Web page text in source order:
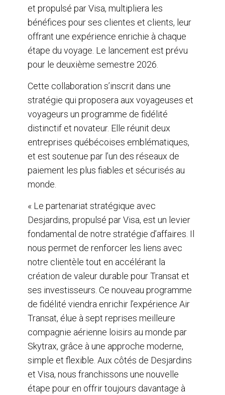
et propulsé par Visa, multipliera les
bénéfices pour ses clientes et clients, leur
offrant une expérience enrichie à chaque
étape du voyage. Le lancement est prévu
pour le deuxième semestre 2026.
Cette collaboration s’inscrit dans une
stratégie qui proposera aux voyageuses et
voyageurs un programme de fidélité
distinctif et novateur. Elle réunit deux
entreprises québécoises emblématiques,
et est soutenue par l’un des réseaux de
paiement les plus fiables et sécurisés au
monde.
« Le partenariat stratégique avec
Desjardins, propulsé par Visa, est un levier
fondamental de notre stratégie d’affaires. Il
nous permet de renforcer les liens avec
notre clientèle tout en accélérant la
création de valeur durable pour Transat et
ses investisseurs. Ce nouveau programme
de fidélité viendra enrichir l’expérience Air
Transat, élue à sept reprises meilleure
compagnie aérienne loisirs au monde par
Skytrax, grâce à une approche moderne,
simple et flexible. Aux côtés de Desjardins
et Visa, nous franchissons une nouvelle
étape pour en offrir toujours davantage à